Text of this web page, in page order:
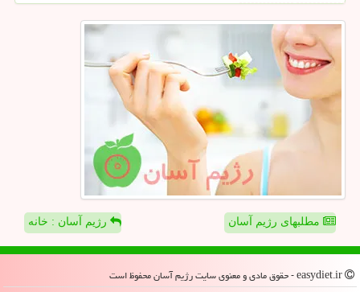
مطلبهای رژیم آسان رژیم آسان : خانه